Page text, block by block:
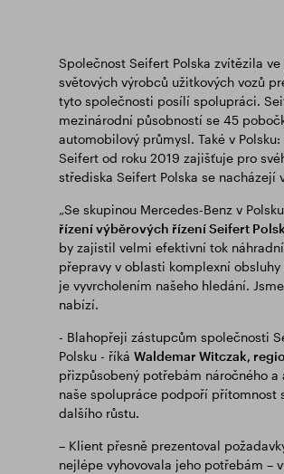
Společnost Seifert Polska zvítězila
světových výrobců užitkových vozů
tyto společnosti posílí spolupráci.
mezinárodní působností se 45
automobilový průmysl. Také v
Seifert od roku 2019 zajišťuje pro
střediska Seifert Polska se nacházejí
„Se skupinou Mercedes-Benz v
řízení výběrových řízení Seifert
by zajistil velmi efektivní tok
přepravy v oblasti komplexní
je vyvrcholením našeho hledání.
nabízí.
- Blahopřeji zástupcům společnosti
Polsku - říká Waldemar Witczak,
přizpůsobený potřebám náročného
naše spolupráce podpoří přítomnost
dalšího růstu.
– Klient přesně prezentoval
nejlépe vyhovovala jeho potřebám –